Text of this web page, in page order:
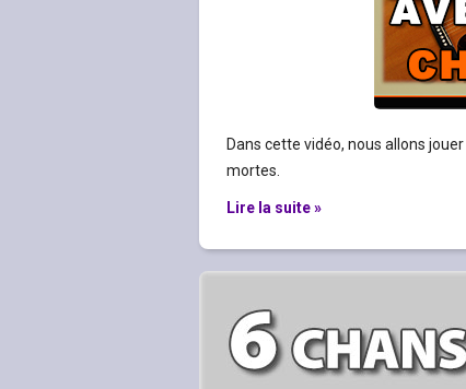
Dans cette vidéo, nous allons
mortes.
Lire la suite »